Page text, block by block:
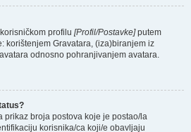
profilu [Profil/Postavke]putem
korištenjem Gravatara, (iza)biranjem iz
odnosno pohranjivanjem avatara.
prikaz broja postova koje je postao/la
korisnika/ca koji/e obavljaju